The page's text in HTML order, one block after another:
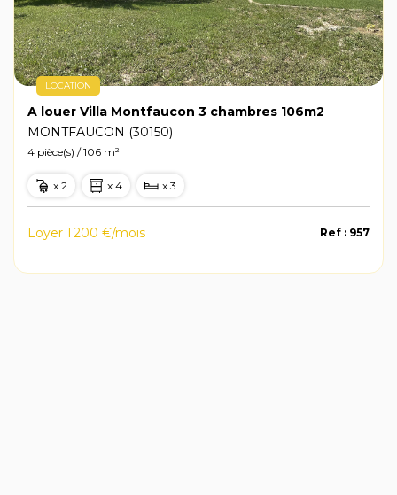
LOCATION
A louer Villa Montfaucon 3 chambres 106m2
MONTFAUCON (30150)
4 pièce(s) / 106 m²
x 2 x 4 x 3
Loyer 1 200 €/mois Ref : 957